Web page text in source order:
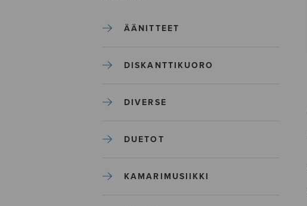
ÄÄNITTEET
DISKANTTIKUORO
DIVERSE
DUETOT
KAMARIMUSIIKKI